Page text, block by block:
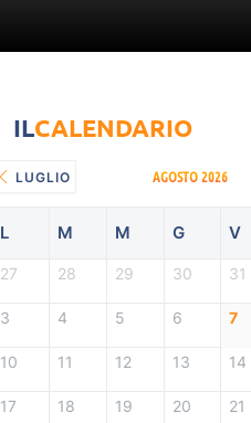
ILCALENDARIO
LUGLIO AGOSTO 2026
L M M G V
27 28 29 30 31
3 4 5 6 7
10 11 12 13 14
17 18 19 20 21